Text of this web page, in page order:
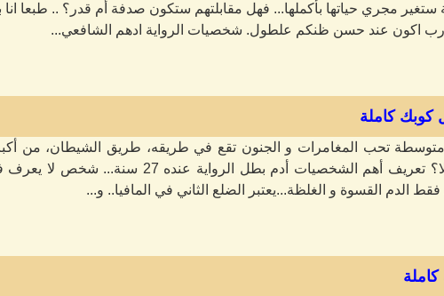
ستغير مجري حياتها بأكملها... فهل مقابلتهم ستكون صدفة أم قدر؟ .. طبعا
رب اكون عند حسن ظنكم علطول. شخصيات الرواية ادهم الشافعي...
كوبك كاملة
تحب المغامرات و الجنون تقع في طريقه، طريق الشيطان، من
سيتركها في حالها أم لا؟ تعريف أهم الشخصيات أدم بطل
فقط الدم القسوة و الغلظة...يعتبر الضلع الثاني في المافيا.. و...